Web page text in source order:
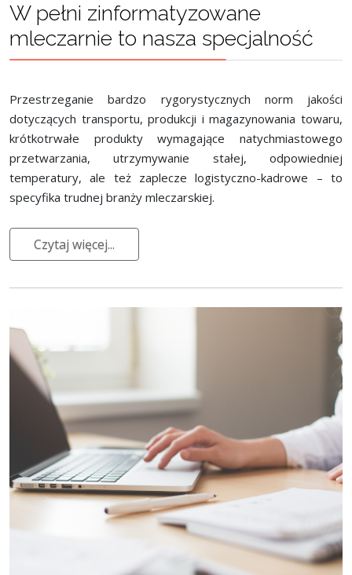
W pełni zinformatyzowane
mleczarnie to nasza specjalność
Przestrzeganie bardzo rygorystycznych norm jakości
dotyczących transportu, produkcji i magazynowania towaru,
krótkotrwałe produkty wymagające natychmiastowego
przetwarzania, utrzymywanie stałej, odpowiedniej
temperatury, ale też zaplecze logistyczno-kadrowe – to
specyfika trudnej branży mleczarskiej.
Czytaj więcej...